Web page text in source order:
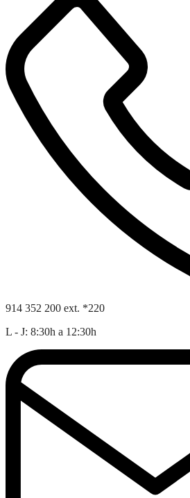
914 352 200 ext. *220
L - J: 8:30h a 12:30h